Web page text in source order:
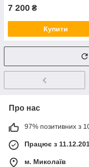
7 200 ₴
Купити
Про нас
97% позитивних з
Працює з
м. Миколаїв